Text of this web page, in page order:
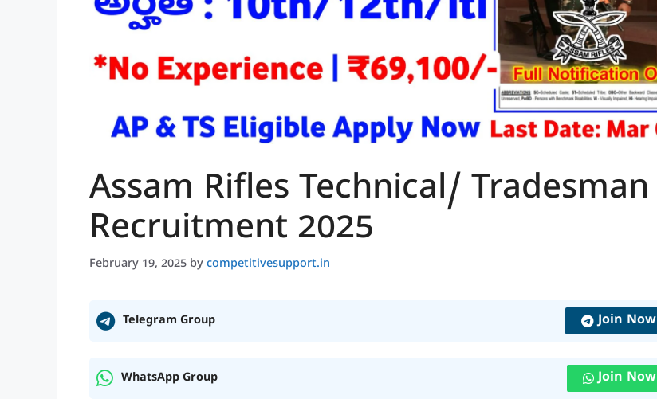
Assam Rifles Technical/ Tradesman
Recruitment 2025
February 19, 2025 by competitivesupport.in
Telegram Group Join Now
WhatsApp Group Join Now